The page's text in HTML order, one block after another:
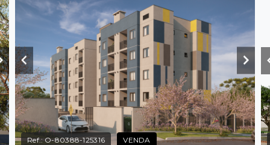
Ref.: O-80388-125316 VENDA